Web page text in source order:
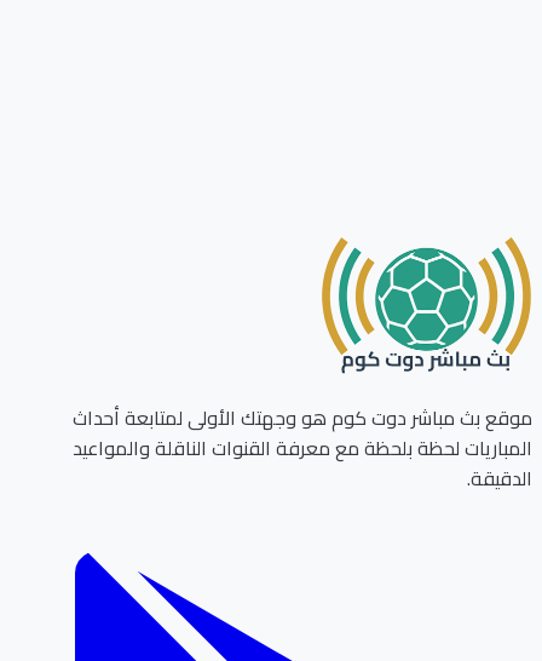
بث مباشر دوت كوم هو وجهتك الأولى لمتابعة أحداث
لحظة بلحظة مع معرفة القنوات الناقلة والمواعيد